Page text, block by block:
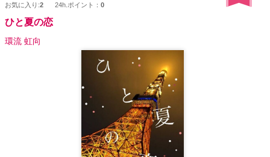
お気に入り:2 24h.ポイント： 0
ひと夏の恋
環流 虹向